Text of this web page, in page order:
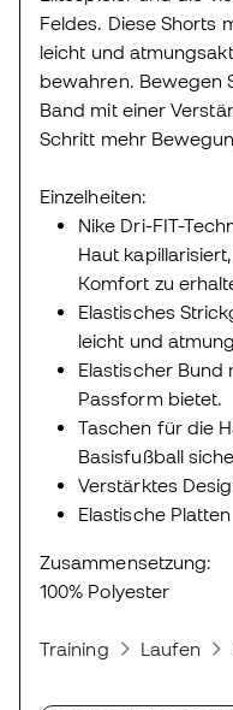
Feldes. Diese Shorts
leicht und
bewahren. Bewegen
Band mit einer
Schritt mehr
Einzelheiten:
Nike Dri-FIT-
Haut
Komfort zu
Elastisches
leicht und
Elastischer Bund
Passform bietet.
Taschen für die
Basisfußball
Verstärktes
Elastische Platten
Zusammensetzung:
100% Polyester
Training Laufen